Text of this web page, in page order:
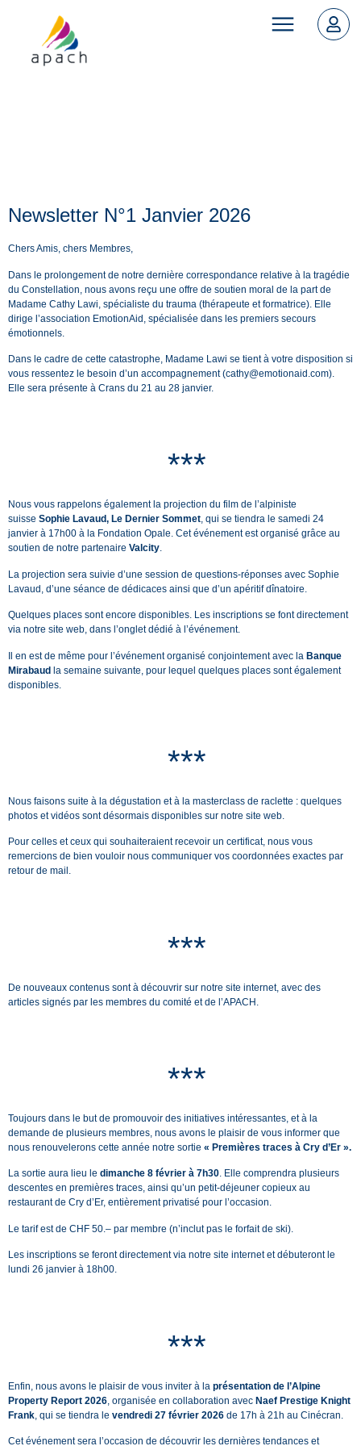
Newsletter N°1 Janvier 2026
Chers Amis, chers Membres,
Dans le prolongement de notre dernière correspondance relative à la tragédie
du Constellation, nous avons reçu une offre de soutien moral de la part de
Madame Cathy Lawi, spécialiste du trauma (thérapeute et formatrice). Elle
dirige l’association EmotionAid, spécialisée dans les premiers secours
émotionnels.
Dans le cadre de cette catastrophe, Madame Lawi se tient à votre disposition si
vous ressentez le besoin d’un accompagnement (cathy@emotionaid.com).
Elle sera présente à Crans du 21 au 28 janvier.
***
Nous vous rappelons également la projection du film de l’alpiniste
suisse Sophie Lavaud, Le Dernier Sommet, qui se tiendra le samedi 24
janvier à 17h00 à la Fondation Opale. Cet événement est organisé grâce au
soutien de notre partenaire Valcity.
La projection sera suivie d’une session de questions-réponses avec Sophie
Lavaud, d’une séance de dédicaces ainsi que d’un apéritif dînatoire.
Quelques places sont encore disponibles. Les inscriptions se font directement
via notre site web, dans l’onglet dédié à l’événement.
Il en est de même pour l’événement organisé conjointement avec la Banque
Mirabaud la semaine suivante, pour lequel quelques places sont également
disponibles.
***
Nous faisons suite à la dégustation et à la masterclass de raclette : quelques
photos et vidéos sont désormais disponibles sur notre site web.
Pour celles et ceux qui souhaiteraient recevoir un certificat, nous vous
remercions de bien vouloir nous communiquer vos coordonnées exactes par
retour de mail.
***
De nouveaux contenus sont à découvrir sur notre site internet, avec des
articles signés par les membres du comité et de l’APACH.
***
Toujours dans le but de promouvoir des initiatives intéressantes, et à la
demande de plusieurs membres, nous avons le plaisir de vous informer que
nous renouvelerons cette année notre sortie « Premières traces à Cry d’Er ».
La sortie aura lieu le dimanche 8 février à 7h30. Elle comprendra plusieurs
descentes en premières traces, ainsi qu’un petit-déjeuner copieux au
restaurant de Cry d’Er, entièrement privatisé pour l’occasion.
Le tarif est de CHF 50.– par membre (n’inclut pas le forfait de ski).
Les inscriptions se feront directement via notre site internet et débuteront le
lundi 26 janvier à 18h00.
***
Enfin, nous avons le plaisir de vous inviter à la présentation de l’Alpine
Property Report 2026 , organisée en collaboration avec Naef Prestige Knight
Frank , qui se tiendra le vendredi 27 février 2026 de 17h à 21h au Cinécran.
Cet événement sera l’occasion de découvrir les dernières tendances et